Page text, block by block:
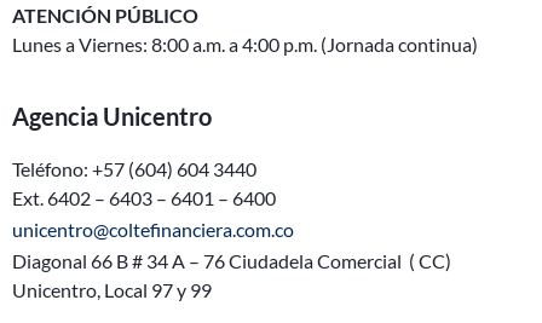
ATENCIÓN PÚBLICO
Lunes a Viernes: 8:00 a.m. a 4:00 p.m. (Jornada continua)
Agencia Unicentro
Teléfono: +57 (604) 604 3440
Ext. 6402 – 6403 – 6401 – 6400
unicentro@coltefinanciera.com.co
Diagonal 66 B # 34 A – 76 Ciudadela Comercial ( CC)
Unicentro, Local 97 y 99